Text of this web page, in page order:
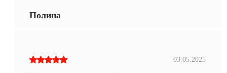
Полина
03.05.2025